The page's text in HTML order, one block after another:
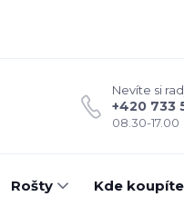
Nevíte si
+420 733
08.30-17.00
Rošty Kde